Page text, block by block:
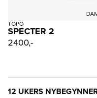
TOPO
SPECTER 2
2400,-
12 UKERS